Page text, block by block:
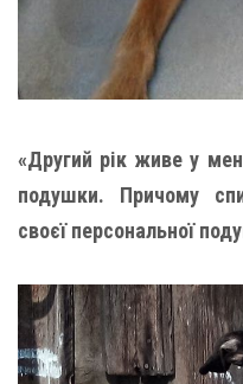
«Другий рік живе у
подушки. Причому
своєї персональної